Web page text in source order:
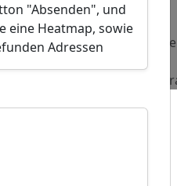
Adressen
"Absenden", und
eine Heatmap, sowie
Adressen